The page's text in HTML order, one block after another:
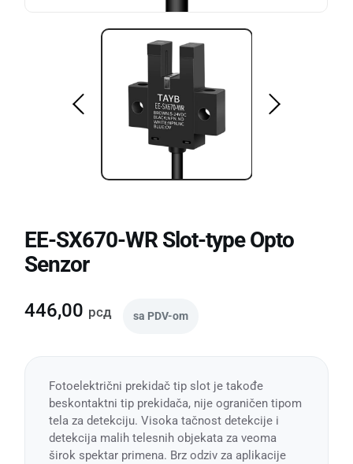
EE-SX670-WR Slot-type Opto
Senzor
446,00 рсд sa PDV-om
Fotoelektrični prekidač tip slot je takođe
beskontaktni tip prekidača, nije ograničen tipom
tela za detekciju. Visoka tačnost detekcije i
detekcija malih telesnih objekata za veoma
širok spektar primena. Brz odziv za aplikacije